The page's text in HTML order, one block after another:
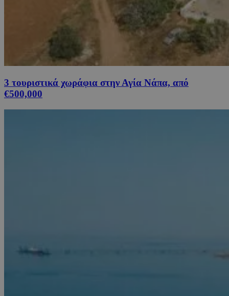
3 τουριστικά χωράφια στην Αγία Νάπα, από
€500,000